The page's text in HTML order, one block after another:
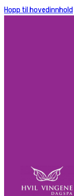
Hopp til hovedinnhold